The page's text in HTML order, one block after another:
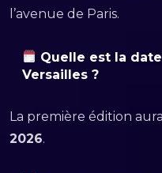
l’avenue de Paris.
Quelle est la date
Versailles ?
La première édition
2026.